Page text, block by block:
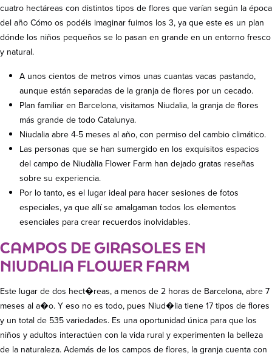
cuatro hectáreas con distintos tipos de flores que varían según la época
del año Cómo os podéis imaginar fuimos los 3, ya que este es un plan
dónde los niños pequeños se lo pasan en grande en un entorno fresco
y natural.
A unos cientos de metros vimos unas cuantas vacas pastando,
aunque están separadas de la granja de flores por un cecado.
Plan familiar en Barcelona, visitamos Niudalia, la granja de flores
más grande de todo Catalunya.
Niudalia abre 4-5 meses al año, con permiso del cambio climático.
Las personas que se han sumergido en los exquisitos espacios
del campo de Niudàlia Flower Farm han dejado gratas reseñas
sobre su experiencia.
Por lo tanto, es el lugar ideal para hacer sesiones de fotos
especiales, ya que allí se amalgaman todos los elementos
esenciales para crear recuerdos inolvidables.
CAMPOS DE GIRASOLES EN
NIUDALIA FLOWER FARM
Este lugar de dos hect�reas, a menos de 2 horas de Barcelona, abre 7
meses al a�o. Y eso no es todo, pues Niud�lia tiene 17 tipos de flores
y un total de 535 variedades. Es una oportunidad única para que los
niños y adultos interactúen con la vida rural y experimenten la belleza
de la naturaleza. Además de los campos de flores, la granja cuenta con